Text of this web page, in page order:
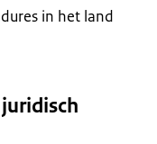
in het land